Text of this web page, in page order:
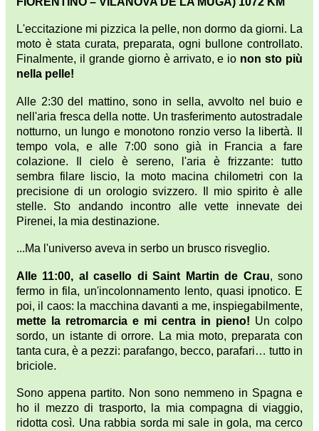
L'eccitazione mi pizzica la pelle, non dormo da giorni. La
moto è stata curata, preparata, ogni bullone controllato.
Finalmente, il grande giorno è arrivato, e io non sto più
nella pelle!
Alle 2:30 del mattino, sono in sella, avvolto nel buio e
nell'aria fresca della notte. Un trasferimento autostradale
notturno, un lungo e monotono ronzio verso la libertà. Il
tempo vola, e alle 7:00 sono già in Francia a fare
colazione. Il cielo è sereno, l'aria è frizzante: tutto
sembra filare liscio, la moto macina chilometri con la
precisione di un orologio svizzero. Il mio spirito è alle
stelle. Sto andando incontro alle vette innevate dei
Pirenei, la mia destinazione.
...Ma l'universo aveva in serbo un brusco risveglio.
Alle 11:00, al casello di Saint Martin de Crau, sono
fermo in fila, un'incolonnamento lento, quasi ipnotico. E
poi, il caos: la macchina davanti a me, inspiegabilmente,
mette la retromarcia e mi centra in pieno! Un colpo
sordo, un istante di orrore. La mia moto, preparata con
tanta cura, è a pezzi: parafango, becco, parafari… tutto in
briciole.
Sono appena partito. Non sono nemmeno in Spagna e
ho il mezzo di trasporto, la mia compagna di viaggio,
ridotta così. Una rabbia sorda mi sale in gola, ma cerco